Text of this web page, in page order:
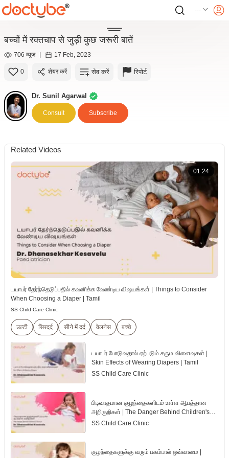
---
बच्चों में रक्तचाप से जुड़ी कुछ जरूरी बातें
706 व्यूज़ | 17 Feb, 2023
0 शेयर करें सेव करें रिपोर्ट
Dr. Sunil Agarwal
Consult Subscribe
Related Videos
01:24
டயாபர் தேர்ந்தெடுப்பதில் கவனிக்க வேண்டிய விஷயங்கள் | Things to Consider
When Choosing a Diaper | Tamil
SS Child Care Clinic
उल्टी सिरदर्द सीने में दर्द वेलनेस बच्चे
டயாபர் போடுவதால் ஏற்படும் சரும விளைவுகள் |
Skin Effects of Wearing Diapers | Tamil
SS Child Care Clinic
பிடிவாதமான குழந்தைகளிடம் உள்ள ஆபத்தான
அறிகுறிகள் | The Danger Behind Children's
Tantrum | Tamil
SS Child Care Clinic
குழந்தைகளுக்கு வரும் பசும்பால் ஒவ்வாமை |